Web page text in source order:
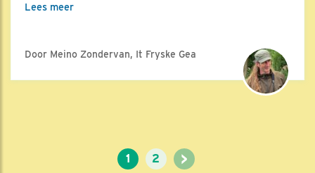
Lees meer
Door Meino Zondervan, It Fryske Gea
1 2 >